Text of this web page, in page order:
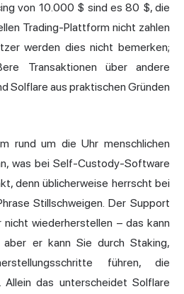
von 10.000 $ sind es 80 $, die
Trading-Plattform nicht zahlen
werden dies nicht bemerken;
Transaktionen über andere
Solflare aus praktischen Gründen
rund um die Uhr menschlichen
was bei Self-Custody-Software
denn üblicherweise herrscht bei
Stillschweigen. Der Support
nicht wiederherstellen – das kann
er kann Sie durch Staking,
führen, die
das unterscheidet Solflare